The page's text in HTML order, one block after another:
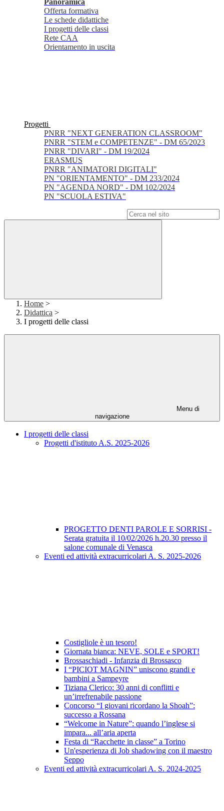
Panoramica
Offerta formativa
Le schede didattiche
I progetti delle classi
Rete CAA
Orientamento in uscita
Progetti
PNRR "NEXT GENERATION CLASSROOM"
PNRR "STEM e COMPETENZE" - DM 65/2023
PNRR "DIVARI" - DM 19/2024
ERASMUS
PNRR "ANIMATORI DIGITALI"
PN "ORIENTAMENTO" - DM 233/2024
PN "AGENDA NORD" - DM 102/2024
PN "SCUOLA ESTIVA"
Home >
Didattica >
I progetti delle classi
Menu di
navigazione
I progetti delle classi
Progetti d'istituto A.S. 2025-2026
PROGETTO DENTI PAROLE E SORRISI -
Serata gratuita il 10/02/2026 h.20.30 presso il
salone comunale di Venasca
Eventi ed attività extracurricolari A. S. 2025-2026
Costigliole è un tesoro!
Giornata bianca: NEVE, SOLE e SPORT!
Brossaschiadi - Infanzia di Brossasco
I “PICIOT MAGNIN” uniscono grandi e
bambini a Sampeyre
Tiziana Clerico: 30 anni di conflitti e
un’irrefrenabile passione
Concorso “I giovani ricordano la Shoah”:
successo a Rossana
“Welcome in Nature”: quando l’inglese si
impara... all’aria aperta
Festa di “Racchette in classe” a Torino
Un'esperienza di Job shadowing con il maestro
Seppo
Eventi ed attività extracurricolari A. S. 2024-2025